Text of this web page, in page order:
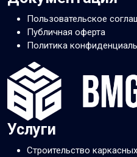
Пользовательское
Публичная оферта
Политика
Услуги
Строительство